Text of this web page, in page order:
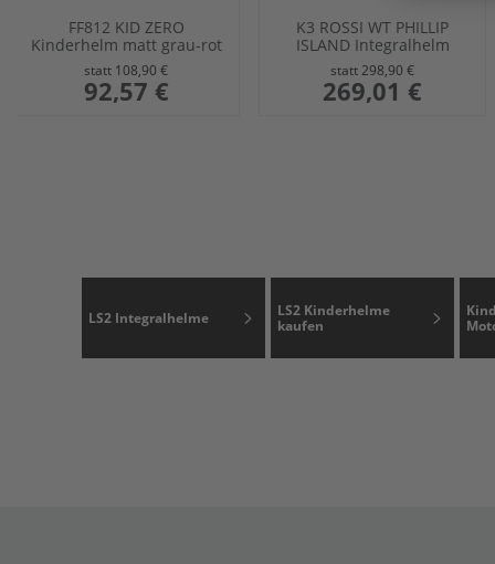
FF812 KID ZERO
Kinderhelm matt grau-rot
S
statt 108,90 €
sonderangebot
92,57 €
K3 ROSSI WT PHILLIP
ISLAND Integralhelm
gelb-schwarz L
statt298,90 €
sonderangebot
269,01 €
LS2 Integralhelme
LS2 Kinderhelme
kaufen